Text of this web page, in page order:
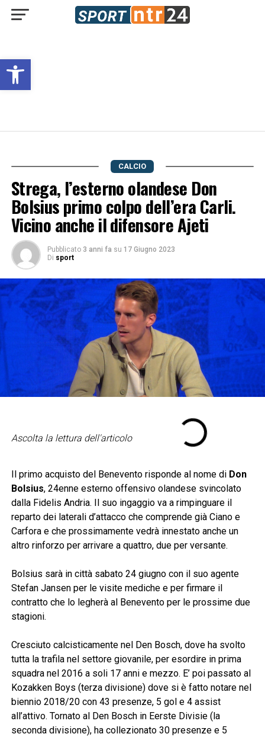
Open toolbar
CALCIO
Strega, l’esterno olandese Don
Bolsius primo colpo dell’era Carli.
Vicino anche il difensore Ajeti
Pubblicato 3 anni fa su 17 Giugno 2023
Di sport
Ascolta la lettura dell'articolo
Il primo acquisto del Benevento risponde al nome di Don
Bolsius, 24enne esterno offensivo olandese svincolato
dalla Fidelis Andria. Il suo ingaggio va a rimpinguare il
reparto dei laterali d’attacco che comprende già Ciano e
Carfora e che prossimamente vedrà innestato anche un
altro rinforzo per arrivare a quattro, due per versante.
Bolsius sarà in città sabato 24 giugno con il suo agente
Stefan Jansen per le visite mediche e per firmare il
contratto che lo legherà al Benevento per le prossime due
stagioni.
Cresciuto calcisticamente nel Den Bosch, dove ha svolto
tutta la trafila nel settore giovanile, per esordire in prima
squadra nel 2016 a soli 17 anni e mezzo. E’ poi passato al
Kozakken Boys (terza divisione) dove si è fatto notare nel
biennio 2018/20 con 43 presenze, 5 gol e 4 assist
all’attivo. Tornato al Den Bosch in Eerste Divisie (la
seconda divisione), ha collezionato 30 presenze e 5